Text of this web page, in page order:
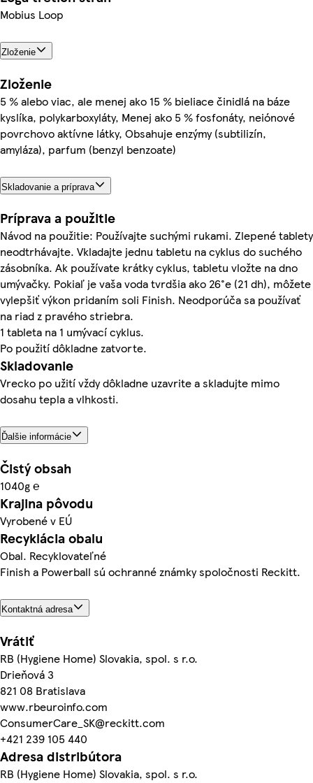
Mobius Loop
Zloženie
Zloženie
5 % alebo viac, ale menej ako 15 % bieliace činidlá na báze
kyslíka, polykarboxyláty, Menej ako 5 % fosfonáty, neiónové
povrchovo aktívne látky, Obsahuje enzýmy (subtilizín,
amyláza), parfum (benzyl benzoate)
Skladovanie a príprava
Príprava a použitie
Návod na použitie: Používajte suchými rukami. Zlepené tablety
neodtrhávajte. Vkladajte jednu tabletu na cyklus do suchého
zásobníka. Ak používate krátky cyklus, tabletu vložte na dno
umývačky. Pokiaľ je vaša voda tvrdšia ako 26°e (21 dh), môžete
vylepšiť výkon pridaním soli Finish. Neodporúča sa používať
na riad z pravého striebra.
1 tableta na 1 umývací cyklus.
Po použití dôkladne zatvorte.
Skladovanie
Vrecko po užití vždy dôkladne uzavrite a skladujte mimo
dosahu tepla a vlhkosti.
Ďalšie informácie
Čistý obsah
1040g ℮
Krajina pôvodu
Vyrobené v EÚ
Recyklácia obalu
Obal. Recyklovateľné
Finish a Powerball sú ochranné známky spoločnosti Reckitt.
Kontaktná adresa
Vrátiť
RB (Hygiene Home) Slovakia, spol. s r.o.
Drieňová 3
821 08 Bratislava
www.rbeuroinfo.com
ConsumerCare_SK@reckitt.com
+421 239 105 440
Adresa distribútora
RB (Hygiene Home) Slovakia, spol. s r.o.